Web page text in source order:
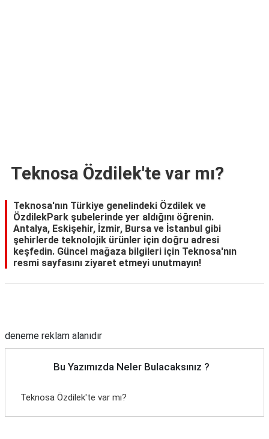
Teknosa Özdilek'te var mı?
Teknosa'nın Türkiye genelindeki Özdilek ve
ÖzdilekPark şubelerinde yer aldığını öğrenin.
Antalya, Eskişehir, İzmir, Bursa ve İstanbul gibi
şehirlerde teknolojik ürünler için doğru adresi
keşfedin. Güncel mağaza bilgileri için Teknosa'nın
resmi sayfasını ziyaret etmeyi unutmayın!
deneme reklam alanıdır
Bu Yazımızda Neler Bulacaksınız ?
Teknosa Özdilek'te var mı?